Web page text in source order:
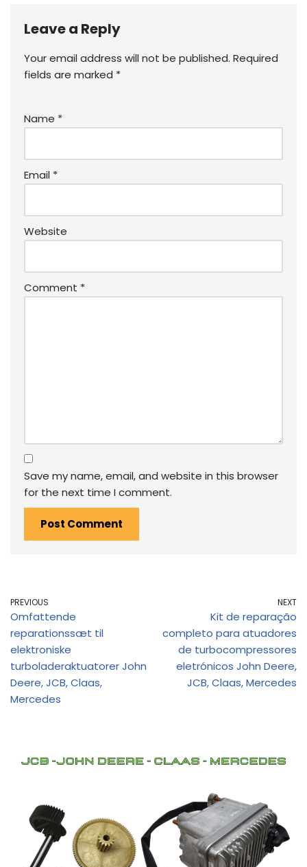
Leave a Reply
Your email address will not be published. Required
fields are marked *
Name *
Email *
Website
Comment *
Save my name, email, and website in this browser
for the next time I comment.
PREVIOUS
Omfattende
reparationssæt til
elektroniske
turboladeraktuatorer John
Deere, JCB, Claas,
Mercedes
NEXT
Kit de reparação
completo para atuadores
de turbocompressores
eletrónicos John Deere,
JCB, Claas, Mercedes